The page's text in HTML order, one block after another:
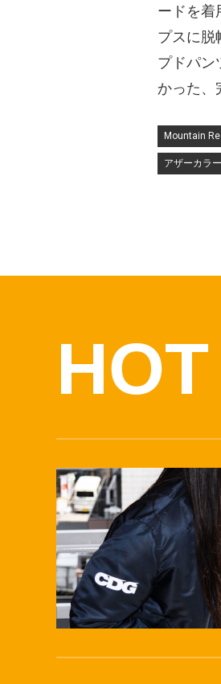
ードを着
プスに脱
プドパン
かった、
Mountain
アザーカラ